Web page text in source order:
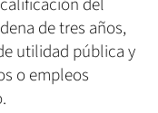
del
de tres años,
utilidad pública y
o empleos